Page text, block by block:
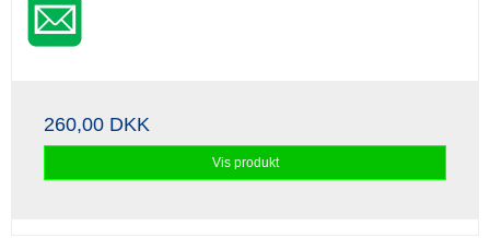
260,00 DKK
Vis produkt